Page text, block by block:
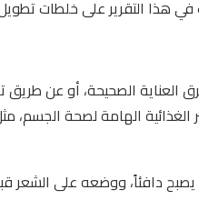
هذا التقرير على خلطات
الصحيحة، أو عن طريق
الهامة لصحة الجسم،
دافئاً، ووضعه على الشعر